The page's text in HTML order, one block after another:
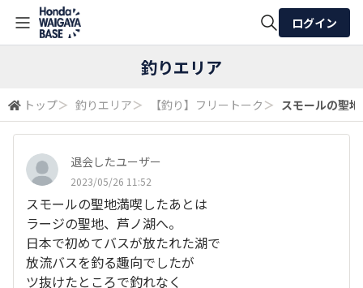
検索
ログイン
釣りエリア
トップ＞ 釣りエリア＞ 【釣り】フリートーク ＞ スモールの聖
退会したユーザー
2023/05/26 11:52
スモールの聖地満喫したあとは
ラージの聖地、芦ノ湖へ。
日本で初めてバスが放たれた湖で
放流バスを釣る趣向でしたが
ツ抜けたところで釣れなく